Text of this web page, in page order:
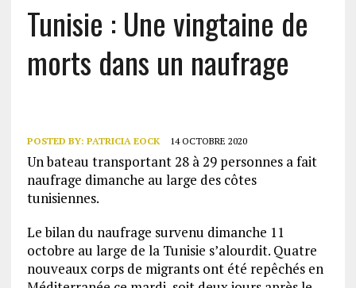
Tunisie : Une vingtaine de
morts dans un naufrage
POSTED BY: PATRICIA EOCK 14 OCTOBRE 2020
Un bateau transportant 28 à 29 personnes a fait
naufrage dimanche au large des côtes
tunisiennes.
Le bilan du naufrage survenu dimanche 11
octobre au large de la Tunisie s’alourdit. Quatre
nouveaux corps de migrants ont été repêchés en